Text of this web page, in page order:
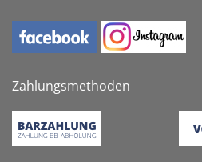
Zahlungsmethoden